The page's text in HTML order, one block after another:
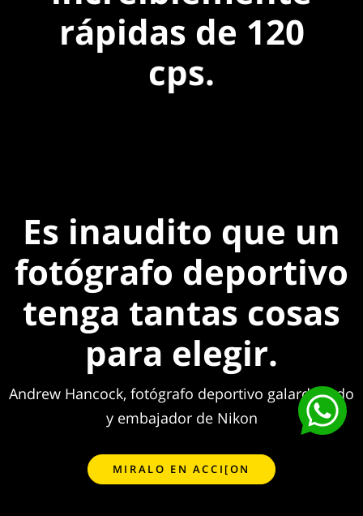
rápidas de 120
cps.
Es inaudito que un
fotógrafo deportivo
tenga tantas cosas
para elegir.
Andrew Hancock, fotógrafo deportivo galardonado
y embajador de Nikon
MIRALO EN ACCI[ON